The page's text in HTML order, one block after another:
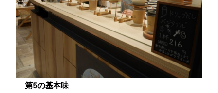
第5の基本味